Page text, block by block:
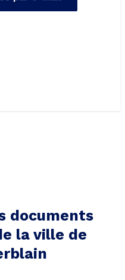
documents
la ville de